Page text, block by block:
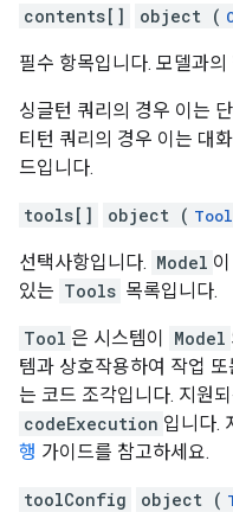
contents[]
object (
필수 항목입니다. 모델과
싱글턴 쿼리의 경우 이는
티턴 쿼리의 경우 이는 대
드입니다.
tools[] object ( Tool
선택사항입니다. Model
있는 Tools 목록입니다.
Tool 은 시스템이 Model
템과 상호작용하여 작업
는 코드 조각입니다. 지원
codeExecution 입니다.
행 가이드를 참고하세요.
toolConfig object (